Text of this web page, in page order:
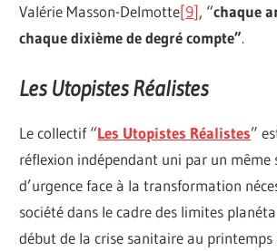
Valérie Masson-Delmotte[9], “chaque
chaque dixième de degré compte”.
Les Utopistes Réalistes
Le collectif “Les Utopistes Réalistes”
réflexion indépendant uni par un même
d’urgence face à la transformation
société dans le cadre des limites
début de la crise sanitaire au